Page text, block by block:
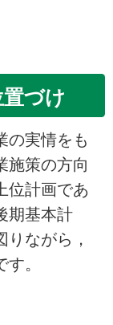
づけ
の実情をも
施策の方向
位計画であ
期基本計
ながら，
。